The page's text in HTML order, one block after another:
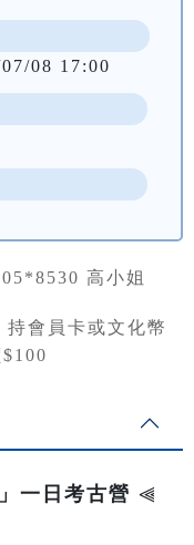
08 17:00
高小姐
持會員卡或文化幣
一日考古營 ⫷